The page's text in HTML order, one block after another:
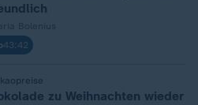
43:42
zu Weihnachten wieder